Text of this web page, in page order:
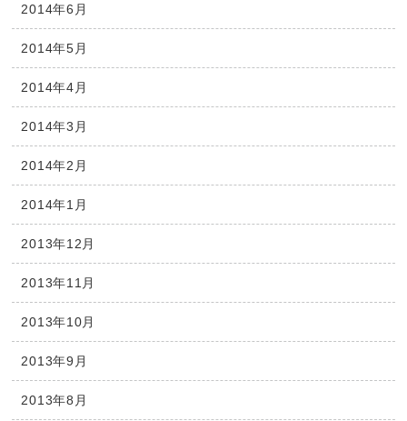
2014年6月
2014年5月
2014年4月
2014年3月
2014年2月
2014年1月
2013年12月
2013年11月
2013年10月
2013年9月
2013年8月